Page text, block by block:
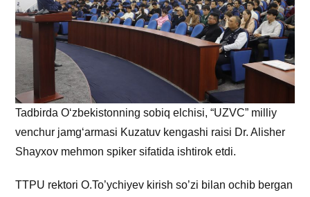
Tadbirda Oʻzbekistonning sobiq elchisi, “UZVC” milliy
venchur jamgʻarmasi Kuzatuv kengashi raisi Dr. Alisher
Shayxov mehmon spiker sifatida ishtirok etdi.
TTPU rektori O.To’ychiyev kirish so’zi bilan ochib bergan